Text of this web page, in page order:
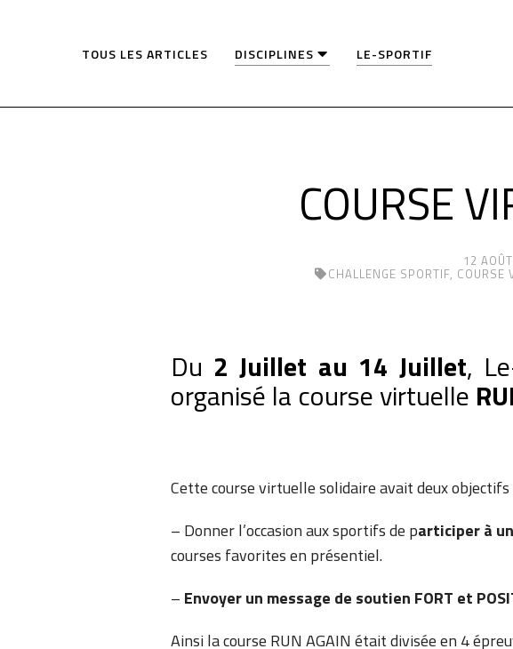
TOUS LES ARTICLES DISCIPLINES LE-SPORTIF
COURSE
12
CHALLENGE SPORTIF, COURSE
Du 2 Juillet au 14 Juillet,
organisé la course virtuelle
Cette course virtuelle solidaire avait deux objectifs
– Donner l’occasion aux sportifs de participer à
courses favorites en présentiel.
– Envoyer un message de soutien FORT et
Ainsi la course RUN AGAIN était divisée en 4